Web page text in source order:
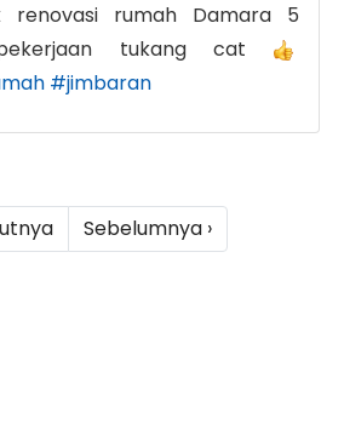
renovasi rumah Damara 5
tukang cat
#jimbaran
Sebelumnya ›